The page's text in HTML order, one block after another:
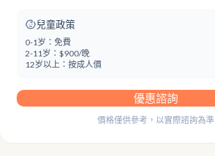
兒童政策
0-1岁： 免費
2-11岁： $900/晚
12岁以上： 按成人價
優惠諮詢
價格僅供參考，以實際諮詢為準